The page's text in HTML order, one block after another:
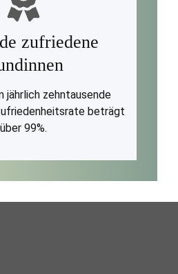
zufriedene
jährlich zehntausende
beträgt
über 99%.